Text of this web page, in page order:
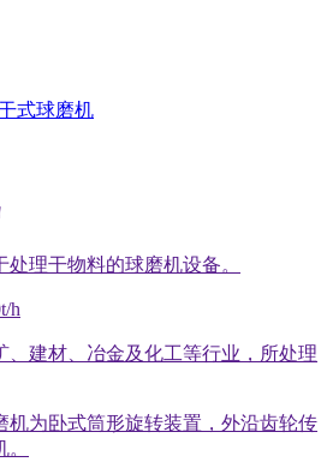
式球磨机
处理干物料的球磨机设备。
h
、建材、冶金及化工等行业，所处理
机为卧式筒形旋转装置，外沿齿轮传